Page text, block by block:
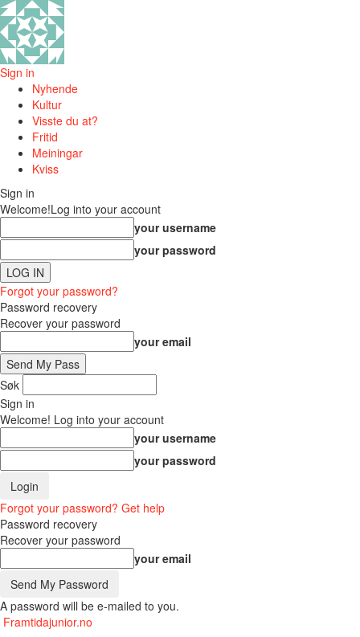
Sign in
Nyhende
Kultur
Visste du at?
Fritid
Meiningar
Kviss
Sign in
Welcome!Log into your account
your username
your password
Forgot your password?
Password recovery
Recover your password
your email
Søk
Sign in
Welcome! Log into your account
your username
your password
Forgot your password? Get help
Password recovery
Recover your password
your email
A password will be e-mailed to you.
Framtidajunior.no